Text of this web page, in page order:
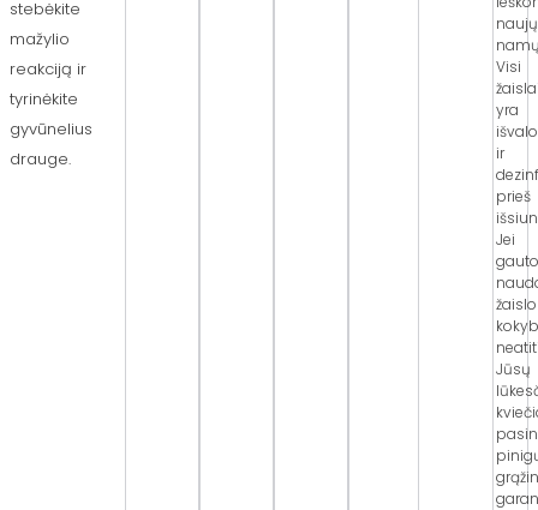
stebėkite
mažylio
reakciją ir
tyrinėkite
gyvūnelius
drauge.
naujų
Visi
yra
ir
prieš
Jei
žaislo
Jūsų